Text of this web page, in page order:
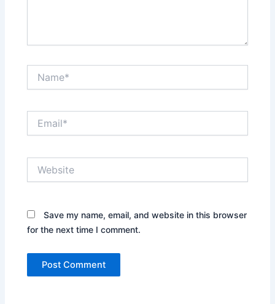
Save my name, email, and website in this browser
for the next time I comment.